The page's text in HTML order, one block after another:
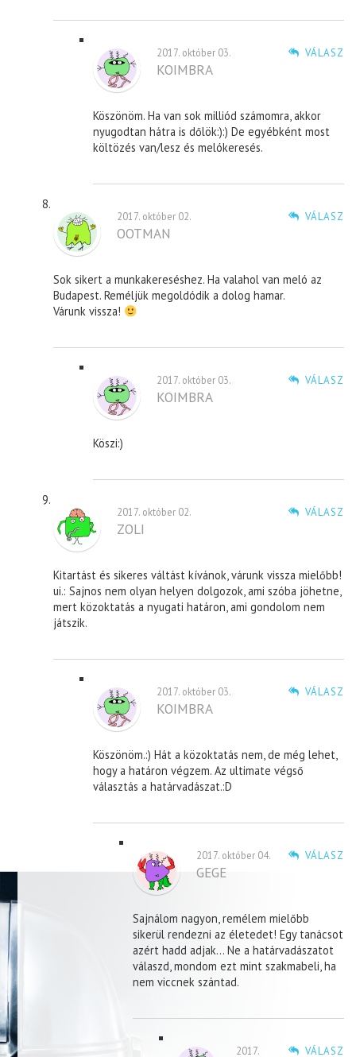
VÁLASZ
2017. október 03.
KOIMBRA
Köszönöm. Ha van sok milliód számomra, akkor
nyugodtan hátra is dőlök:):) De egyébként most
költözés van/lesz és melókeresés.
VÁLASZ
2017. október 02.
OOTMAN
Sok sikert a munkakereséshez. Ha valahol van meló az
Budapest. Reméljük megoldódik a dolog hamar.
Várunk vissza!
VÁLASZ
2017. október 03.
KOIMBRA
Köszi:)
VÁLASZ
2017. október 02.
ZOLI
Kitartást és sikeres váltást kívánok, várunk vissza mielőbb!
ui.: Sajnos nem olyan helyen dolgozok, ami szóba jöhetne,
mert közoktatás a nyugati határon, ami gondolom nem
játszik.
VÁLASZ
2017. október 03.
KOIMBRA
Köszönöm.:) Hát a közoktatás nem, de még lehet,
hogy a határon végzem. Az ultimate végső
választás a határvadászat.:D
VÁLASZ
2017. október 04.
GEGE
Sajnálom nagyon, remélem mielőbb
sikerül rendezni az életedet! Egy tanácsot
azért hadd adjak… Ne a határvadászatot
válaszd, mondom ezt mint szakmabeli, ha
nem viccnek szántad.
VÁLASZ
2017.